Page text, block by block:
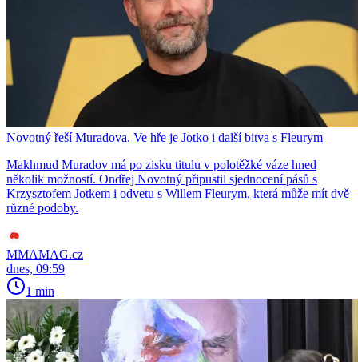
Novotný řeší Muradova. Ve hře je Jotko i další bitva s Fleurym
Makhmud Muradov má po zisku titulu v polotěžké váze hned
několik možností. Ondřej Novotný připustil sjednocení pásů s
Krzysztofem Jotkem i odvetu s Willem Fleurym, která může mít dvě
různé podoby.
MMAMAG.cz
dnes, 09:59
1 min